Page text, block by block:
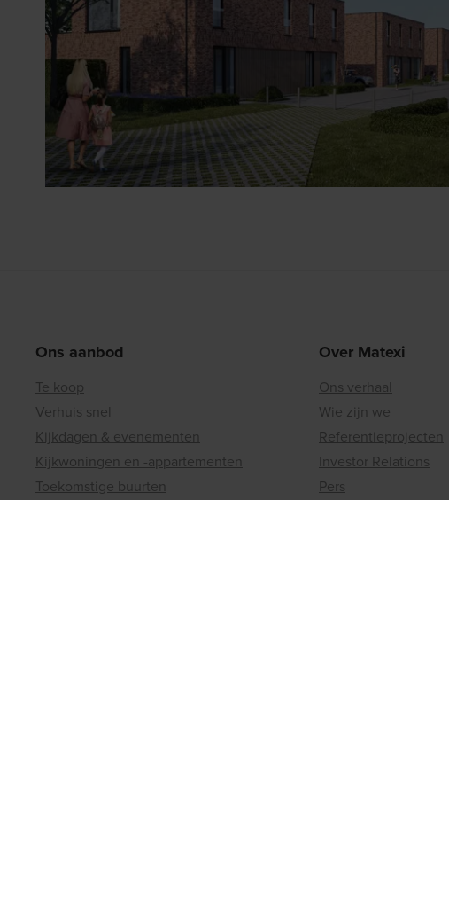
Ons aanbod
Te koop
Verhuis snel
Kijkdagen & evenementen
Kijkwoningen en -appartementen
Toekomstige buurten
Over Matexi
Ons verhaal
Wie zijn we
Referentieprojecten
Investor Relations
Pers